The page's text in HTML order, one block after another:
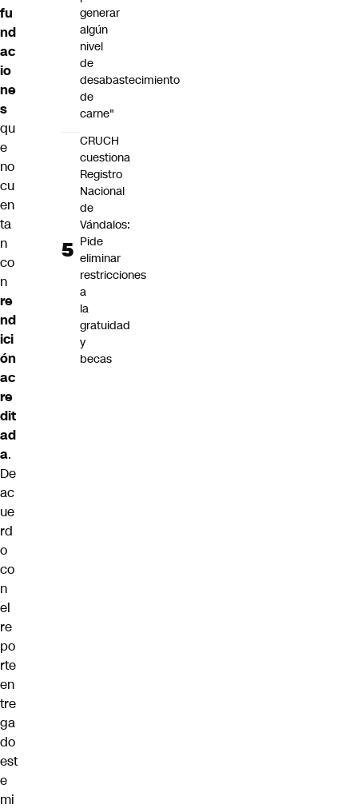
fu
nd
ac
io
ne
s
qu
e
no
cu
en
ta
n
co
n
re
nd
ici
ón
ac
re
dit
ad
a.
De
ac
ue
rd
o
co
n
el
re
po
rte
en
tre
ga
do
est
e
mi
generar
algún
nivel
de
desabastecimiento
de
carne"
CRUCH
cuestiona
Registro
Nacional
de
Vándalos:
Pide
eliminar
restricciones
a
la
gratuidad
y
becas